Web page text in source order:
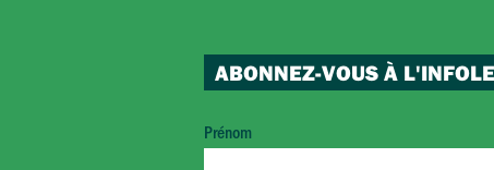
ABONNEZ-VOUS À
Prénom